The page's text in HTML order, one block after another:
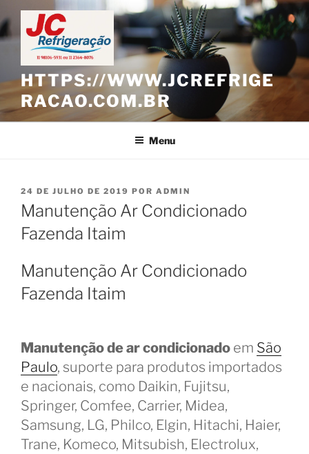
Pular
para
o
conteúdo
HTTPS://WWW.JCREFRIGE
RACAO.COM.BR
Menu
PUBLICADO
EM
24 DE JULHO DE 2019 POR ADMIN
Manutenção Ar Condicionado
Fazenda Itaim
Manutenção Ar Condicionado
Fazenda Itaim
Manutenção de ar condicionado em São
Paulo, suporte para produtos importados
e nacionais, como Daikin, Fujitsu,
Springer, Comfee, Carrier, Midea,
Samsung, LG, Philco, Elgin, Hitachi, Haier,
Trane, Komeco, Mitsubish, Electrolux,